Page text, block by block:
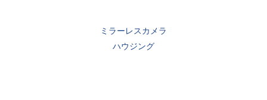
ミラーレスカメラ
ハウジング